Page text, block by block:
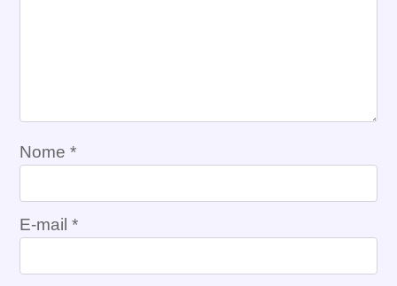
Nome *
E-mail *